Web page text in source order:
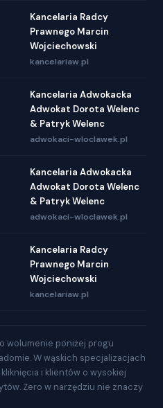
Kancelaria Radcy
Prawnego Marcin
Wojciechowski
kancelariaw.pl
Kancelaria Adwokacka
Adwokat Dorota Welenc
& Patryk Welenc
adwokaci-wloclawek.pl
Kancelaria Adwokacka
Adwokat Dorota Welenc
& Patryk Welenc
adwokaci-wloclawek.pl
Kancelaria Radcy
Prawnego Marcin
Wojciechowski
kancelariaw.pl
wolumenie poniżej progu
W wąskich specjalizacjach
i klientów o wysokiej
Zero w narzędziu nie znaczy